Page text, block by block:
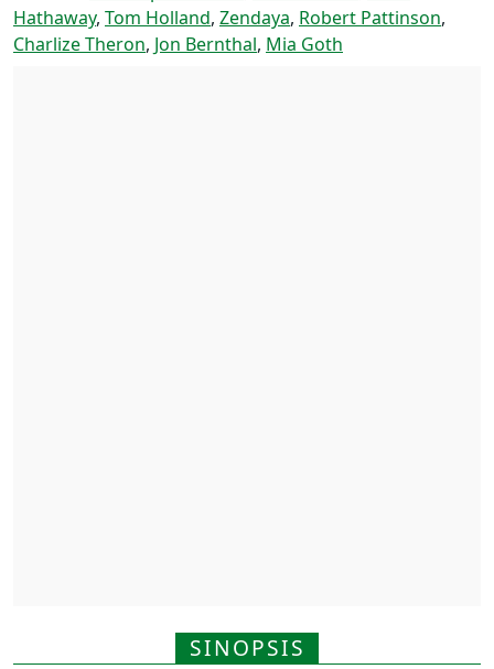
Hathaway, Tom Holland, Zendaya, Robert Pattinson,
Charlize Theron, Jon Bernthal, Mia Goth
SINOPSIS